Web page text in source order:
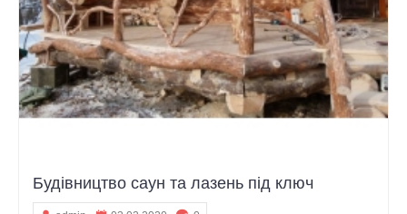
Будівництво саун та лазень під ключ